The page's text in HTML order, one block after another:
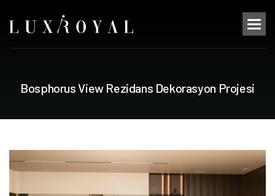
BosphorusView Rezidans Dekorasyon Projesi